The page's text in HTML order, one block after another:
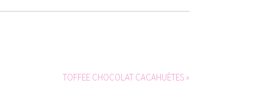
TOFFEE CHOCOLAT CACAHUÈTES »